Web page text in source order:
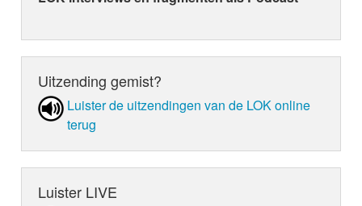
Uitzending gemist?
Luister de uit­zen­din­gen van de LOK online
terug
Luister LIVE